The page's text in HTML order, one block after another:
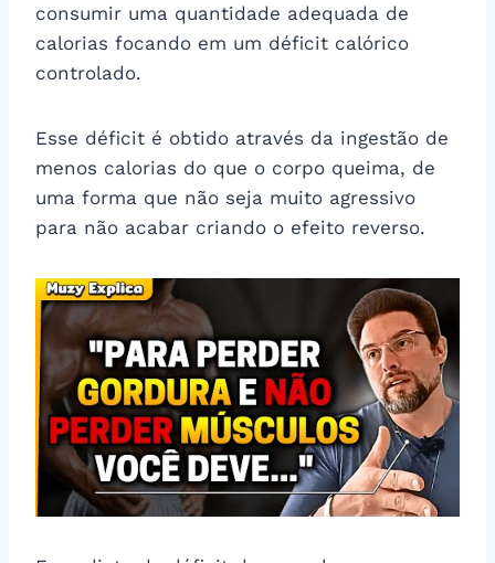
consumir uma quantidade adequada de
calorias focando em um déficit calórico
controlado.
Esse déficit é obtido através da ingestão de
menos calorias do que o corpo queima, de
uma forma que não seja muito agressivo
para não acabar criando o efeito reverso.